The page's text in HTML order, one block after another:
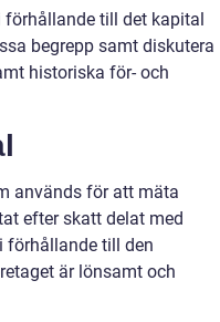
förhållande till det kapital
begrepp samt diskutera
historiska för- och
används för att mäta
efter skatt delat med
förhållande till den
är lönsamt och